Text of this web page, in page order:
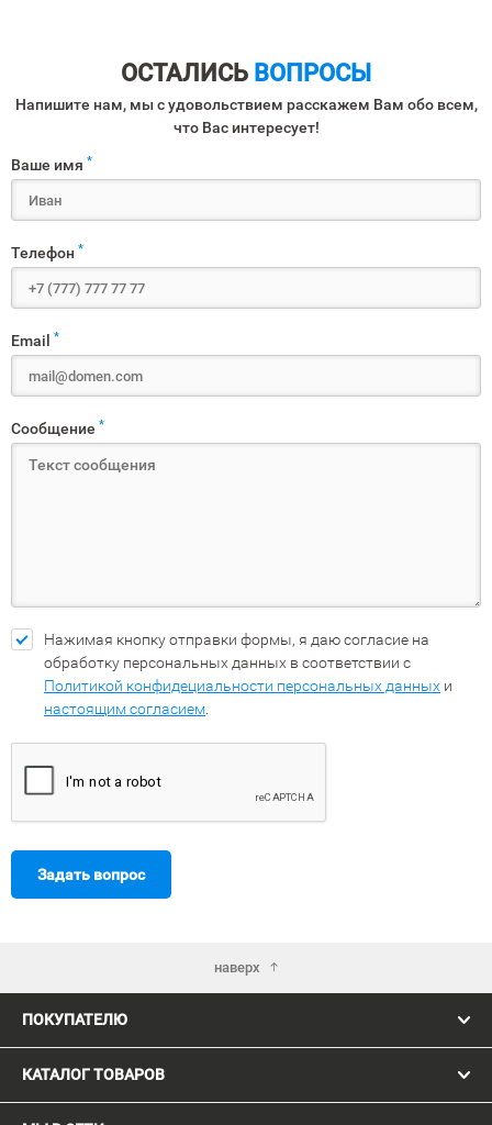
ОСТАЛИСЬ ВОПРОСЫ
Напишите нам, мы с удовольствием расскажем Вам обо всем,
что Вас интересует!
Ваше имя *
Телефон *
Email *
Сообщение *
Нажимая кнопку отправки формы, я даю согласие на
обработку персональных данных в соответствии с
Политикой конфидециальности персональных данных и
настоящим согласием
Задать вопрос
наверх
ПОКУПАТЕЛЮ
КАТАЛОГ ТОВАРОВ